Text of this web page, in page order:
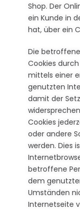
Shop. Der
ein Kunde in
hat, über ein
Die
Cookies
mittels einer
genutzten
damit der
Cookies
oder andere
werden. Dies
betroffene
dem
Umständen
Internetseite